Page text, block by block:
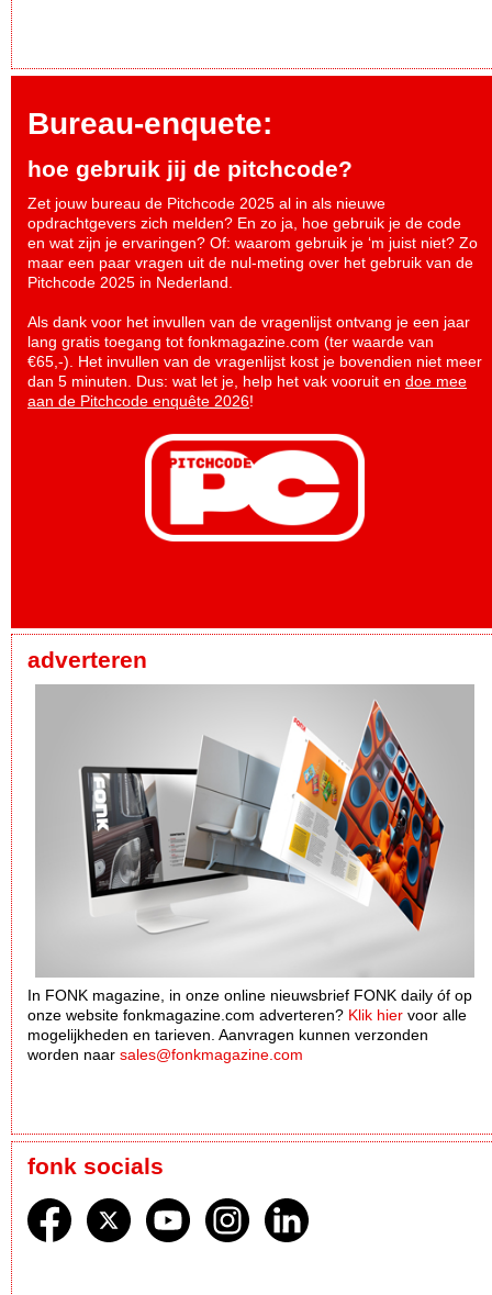
Bureau-enquete:
hoe gebruik jij de pitchcode?
Zet jouw bureau de Pitchcode 2025 al in als nieuwe
opdrachtgevers zich melden? En zo ja, hoe gebruik je de code
en wat zijn je ervaringen? Of: waarom gebruik je ‘m juist niet? Zo
maar een paar vragen uit de nul-meting over het gebruik van de
Pitchcode 2025 in Nederland.
Als dank voor het invullen van de vragenlijst ontvang je een jaar
lang gratis toegang tot fonkmagazine.com (ter waarde van
€65,-). Het invullen van de vragenlijst kost je bovendien niet meer
dan 5 minuten. Dus: wat let je, help het vak vooruit en doe mee
aan de Pitchcode enquête 2026!
adverteren
In FONK magazine, in onze online nieuwsbrief FONK daily óf op
onze website fonkmagazine.com adverteren? Klik hier voor alle
mogelijkheden en tarieven. Aanvragen kunnen verzonden
worden naar sales@fonkmagazine.com
fonk socials